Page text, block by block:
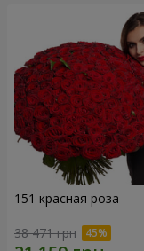
151 красная роза
38 471 грн